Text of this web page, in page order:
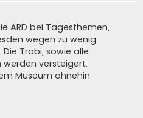
ARD bei Tagesthemen,
wegen zu wenig
Trabi, sowie alle
werden versteigert.
Museum ohnehin